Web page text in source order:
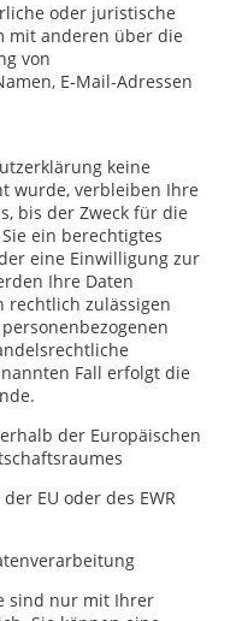
oder juristische
mit anderen über die
von
E-Mail-Adressen
keine
wurde, verbleiben Ihre
bis der Zweck für die
ein berechtigtes
eine Einwilligung zur
Ihre Daten
rechtlich zulässigen
Fall erfolgt die
der Europäischen
EU oder des EWR
sind nur mit Ihrer